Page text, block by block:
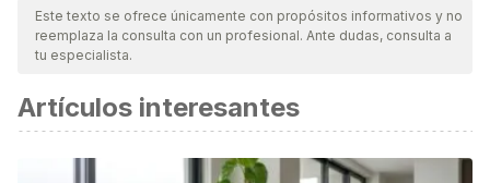
nuestro equipo, para asegurar su calidad, confiabilidad,
vigencia y validez.La bibliografía de este artículo fue
científica.
Alcázar-Hernández, J. M., Pecci-Lloret, M. R., & Guerrero-
Gironés, J. (2024). Oral Manifestations in Patients in
Este texto se ofrece únicamente con propósitos informativos y no
reemplaza la consulta con un profesional. Ante dudas, consulta a
tu especialista.
Artículos interesantes